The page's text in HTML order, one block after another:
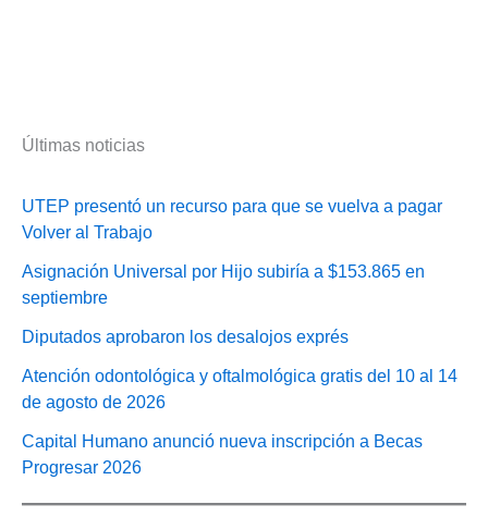
Últimas noticias
UTEP presentó un recurso para que se vuelva a pagar
Volver al Trabajo
Asignación Universal por Hijo subiría a $153.865 en
septiembre
Diputados aprobaron los desalojos exprés
Atención odontológica y oftalmológica gratis del 10 al 14
de agosto de 2026
Capital Humano anunció nueva inscripción a Becas
Progresar 2026